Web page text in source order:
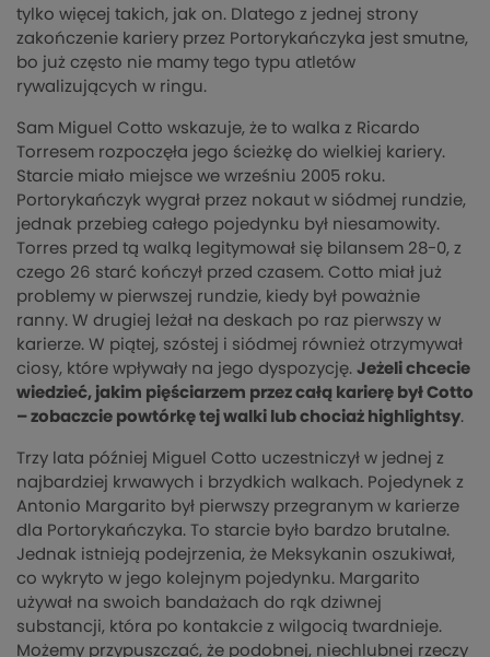
tylko więcej takich, jak on. Dlatego z jednej strony
zakończenie kariery przez Portorykańczyka jest smutne,
bo już często nie mamy tego typu atletów
rywalizujących w ringu.
Sam Miguel Cotto wskazuje, że to walka z Ricardo
Torresem rozpoczęła jego ścieżkę do wielkiej kariery.
Starcie miało miejsce we wrześniu 2005 roku.
Portorykańczyk wygrał przez nokaut w siódmej rundzie,
jednak przebieg całego pojedynku był niesamowity.
Torres przed tą walką legitymował się bilansem 28-0, z
czego 26 starć kończył przed czasem. Cotto miał już
problemy w pierwszej rundzie, kiedy był poważnie
ranny. W drugiej leżał na deskach po raz pierwszy w
karierze. W piątej, szóstej i siódmej również otrzymywał
ciosy, które wpływały na jego dyspozycję. Jeżeli chcecie
wiedzieć, jakim pięściarzem przez całą karierę był Cotto
– zobaczcie powtórkę tej walki lub chociaż highlightsy.
Trzy lata później Miguel Cotto uczestniczył w jednej z
najbardziej krwawych i brzydkich walkach. Pojedynek z
Antonio Margarito był pierwszy przegranym w karierze
dla Portorykańczyka. To starcie było bardzo brutalne.
Jednak istnieją podejrzenia, że Meksykanin oszukiwał,
co wykryto w jego kolejnym pojedynku. Margarito
używał na swoich bandażach do rąk dziwnej
substancji, która po kontakcie z wilgocią twardnieje.
Możemy przypuszczać, że podobnej, niechlubnej rzeczy